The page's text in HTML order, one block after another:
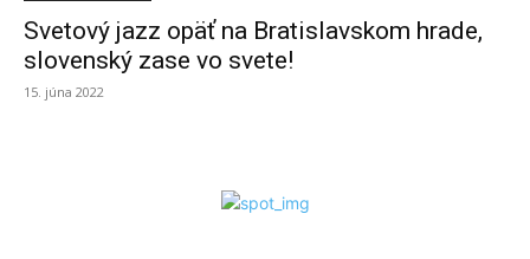
Svetový jazz opäť na Bratislavskom hrade,
slovenský zase vo svete!
15. júna 2022